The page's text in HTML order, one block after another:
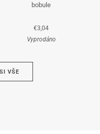
bobule
€3,04
Vyprodáno
VŠE